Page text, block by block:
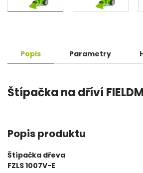
Popis Parametry
Štípačka na dříví
Popis produktu
Štípačka dřeva
FZLS 1007V-E